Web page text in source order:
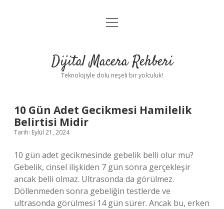
Anasayfa
Yasal Uyarı
menüyü
Dijital Macera Rehberi
Teknolojiyle dolu neşeli bir yolculuk!
Dijital
Macera
Rehberi
Yazılar
10 Gün Adet Gecikmesi Hamilelik
Belirtisi Midir
Tarih: Eylül 21, 2024
10 gün adet gecikmesinde gebelik belli olur mu?
Gebelik, cinsel ilişkiden 7 gün sonra gerçekleşir
ancak belli olmaz. Ultrasonda da görülmez.
Döllenmeden sonra gebeliğin testlerde ve
ultrasonda görülmesi 14 gün sürer. Ancak bu, erken